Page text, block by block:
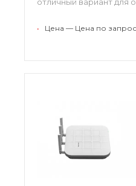
Точки доступа надежны
• Цена — Цена по